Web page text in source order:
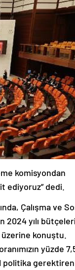
komisyondan
ediyoruz” dedi.
Çalışma ve
2024 yılı
üzerine konuştu.
yüzde
politika gerektiren